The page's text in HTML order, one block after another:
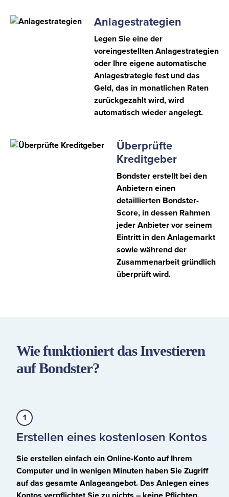
Anlagestrategien
Legen Sie eine der
voreingestellten Anlagestrategien
oder Ihre eigene automatische
Anlagestrategie fest und das
Geld, das in monatlichen Raten
zurückgezahlt wird, wird
automatisch wieder angelegt.
Überprüfte
Kreditgeber
Bondster erstellt bei den
Anbietern einen
detaillierten Bondster-
Score, in dessen Rahmen
jeder Anbieter vor seinem
Eintritt in den Anlagemarkt
sowie während der
Zusammenarbeit gründlich
überprüft wird.
Wie funktioniert das Investieren
auf Bondster?
Erstellen eines kostenlosen Kontos
Sie erstellen einfach ein Online-Konto auf Ihrem
Computer und in wenigen Minuten haben Sie Zugriff
auf das gesamte Anlageangebot. Das Anlegen eines